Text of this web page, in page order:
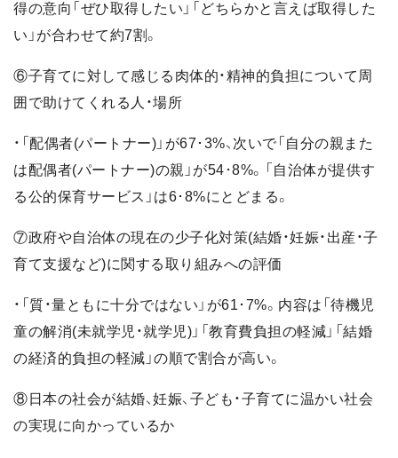
得の意向「ぜひ取得したい」「どちらかと言えば取得した
い」が合わせて約7割。
⑥子育てに対して感じる肉体的・精神的負担について周
囲で助けてくれる人・場所
・「配偶者(パートナー)」が67･3%、次いで「自分の親また
は配偶者(パートナー)の親」が54･8%。「自治体が提供す
る公的保育サービス」は6･8%にとどまる。
⑦政府や自治体の現在の少子化対策(結婚・妊娠・出産・子
育て支援など)に関する取り組みへの評価
・「質・量ともに十分ではない」が61･7%。内容は「待機児
童の解消(未就学児・就学児)」「教育費負担の軽減」「結婚
の経済的負担の軽減」の順で割合が高い。
⑧日本の社会が結婚、妊娠、子ども・子育てに温かい社会
の実現に向かっているか